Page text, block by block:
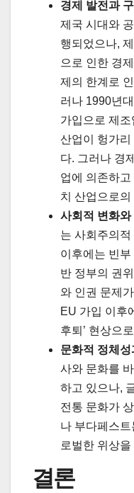
경제 발전과
제국 시대와
행되었으나,
으로 인한 경
제의 한계로
러나 1990년
가입으로 제
산업이 헝가리
다. 그러나 경
업에 의존하
치 산업으로
사회적 변화
는 사회주의
이후에는 빈
반 정부의 권
와 인권 문제
EU 가입 이후
후퇴’ 현상으
문화적 정체
사와 문화를
하고 있으나,
전통 문화가
나 부다페스
로벌한 위상
결론